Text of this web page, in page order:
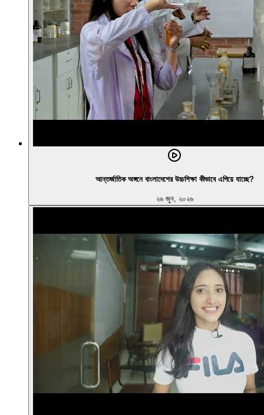
আন্তর্জাতিক অঙ্গনে বাংলাদেশের উচ্চশিক্ষা কীভাবে এগিয়ে যাচ্ছে?
২৬ জুন, ২০২৬